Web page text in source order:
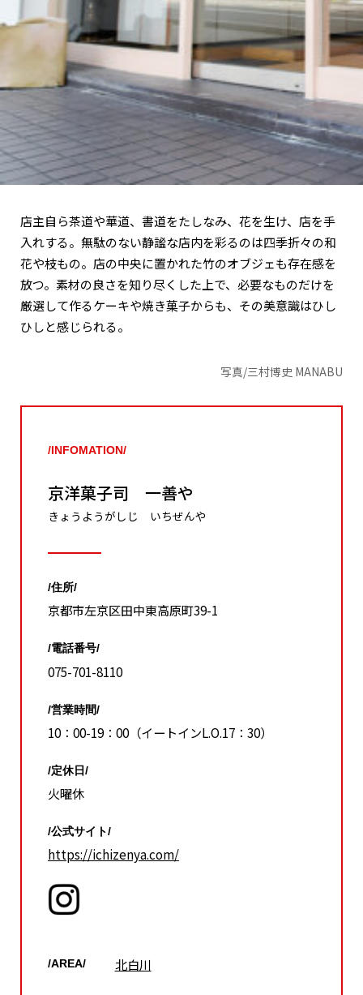
店主自ら茶道や華道、書道をたしなみ、花を生け、店を手
入れする。無駄のない静謐な店内を彩るのは四季折々の和
花や枝もの。店の中央に置かれた竹のオブジェも存在感を
放つ。素材の良さを知り尽くした上で、必要なものだけを
厳選して作るケーキや焼き菓子からも、その美意識はひし
ひしと感じられる。
写真/三村博史 MANABU
/INFOMATION/
京洋菓子司 一善や
きょうようがしじ いちぜんや
/住所/
京都市左京区田中東高原町39-1
/電話番号/
075-701-8110
/営業時間/
10：00-19：00（イートインL.O.17：30）
/定休日/
火曜休
/公式サイト/
https://ichizenya.com/
/AREA/ 北白川